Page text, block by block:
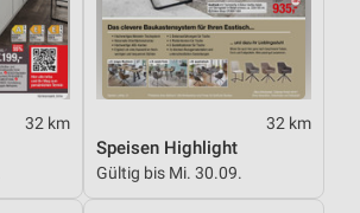
32 km 32 km
Speisen Highlight
Gültig bis Mi. 30.09.